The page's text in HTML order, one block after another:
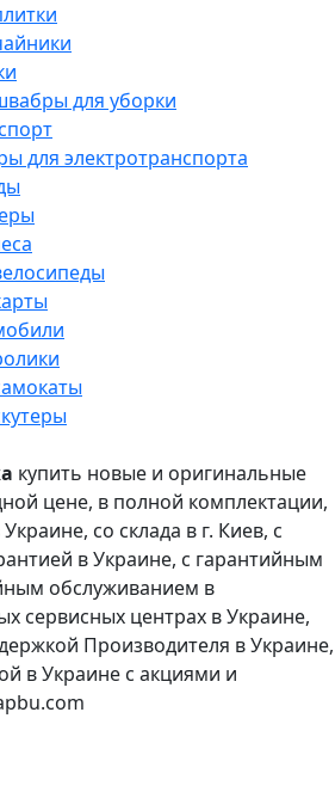
для уборки
для электротранспорта
купить новые и оригинальные
цене, в полной комплектации,
со склада в г. Киев, с
в Украине, с гарантийным
обслуживанием в
сервисных центрах в Украине,
Производителя в Украине,
в Украине с акциями и